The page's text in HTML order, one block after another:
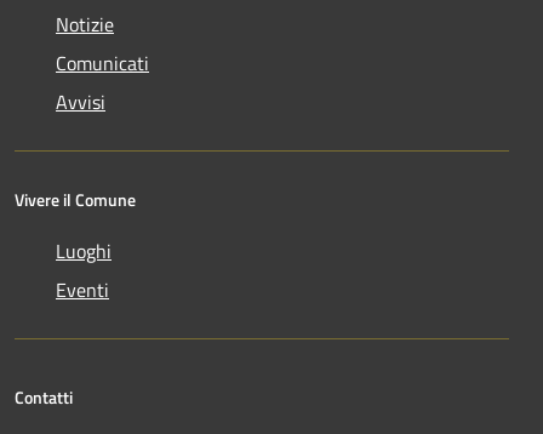
Notizie
Comunicati
Avvisi
Vivere il Comune
Luoghi
Eventi
Contatti